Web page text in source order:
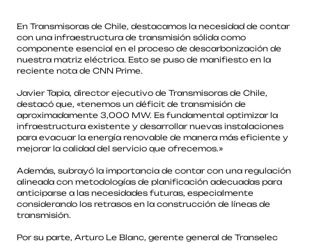
En Transmisoras de Chile, destacamos la necesidad de contar
con una infraestructura de transmisión sólida como
componente esencial en el proceso de descarbonización de
nuestra matriz eléctrica. Esto se puso de manifiesto en la
reciente nota de CNN Prime.
Javier Tapia, director ejecutivo de Transmisoras de Chile,
destacó que, «tenemos un déficit de transmisión de
aproximadamente 3,000 MW. Es fundamental optimizar la
infraestructura existente y desarrollar nuevas instalaciones
para evacuar la energía renovable de manera más eficiente y
mejorar la calidad del servicio que ofrecemos.»
Además, subrayó la importancia de contar con una regulación
alineada con metodologías de planificación adecuadas para
anticiparse a las necesidades futuras, especialmente
considerando los retrasos en la construcción de líneas de
transmisión.
Por su parte, Arturo Le Blanc, gerente general de Transelec